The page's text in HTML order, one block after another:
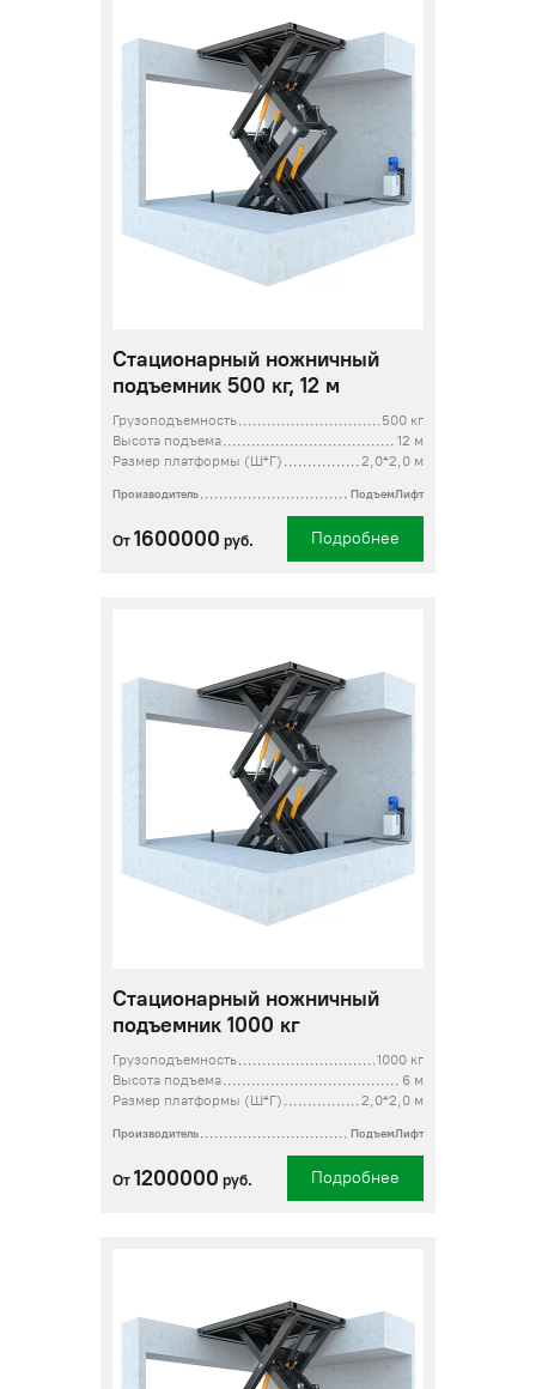
Стационарный ножничный
подъемник 500 кг, 12 м
Грузоподъемность
500 кг
Высота подъема
12 м
Размер платформы (Ш*Г)
2,0*2,0 м
Производитель ПодъемЛифт
От 1600000 руб. Подробнее
Стационарный ножничный
подъемник 1000 кг
Грузоподъемность
1000 кг
Высота подъема
6 м
Размер платформы (Ш*Г)
2,0*2,0 м
Производитель ПодъемЛифт
От 1200000 руб. Подробнее